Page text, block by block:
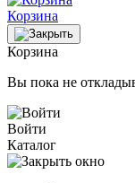
Корзина
Корзина
Вы пока не
Войти
Каталог